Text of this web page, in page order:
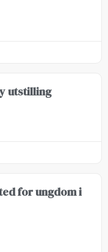
utstilling
for ungdom i